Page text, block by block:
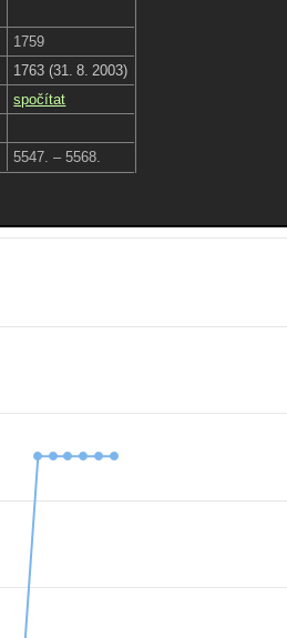
1759
1763 (31. 8. 2003)
spočítat
5547. – 5568.